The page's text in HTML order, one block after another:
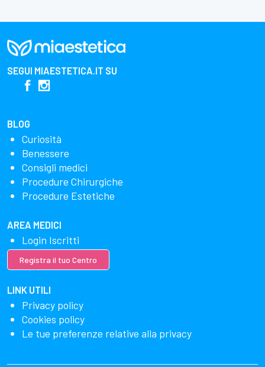
SEGUI MIAESTETICA.IT SU
BLOG
Curiosità
Benessere
Consigli medici
Procedure Chirurgiche
Procedure Estetiche
AREA MEDICI
Login Iscritti
Registra il tuo Centro
LINK UTILI
Privacy policy
Cookies policy
Le tue preferenze relative alla privacy